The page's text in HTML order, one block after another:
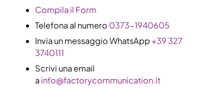
Compila il Form
Telefona al numero 0373-1940605
Invia un messaggio WhatsApp +39 327
3740111
Scrivi una email
ainfo@factorycommunication.it